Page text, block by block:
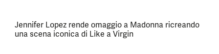
Jennifer Lopez rende omaggio a Madonna ricreando
una scena iconica di Like a Virgin